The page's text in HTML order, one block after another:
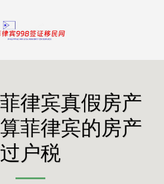
律宾真假房产
菲律宾的房产
过户税